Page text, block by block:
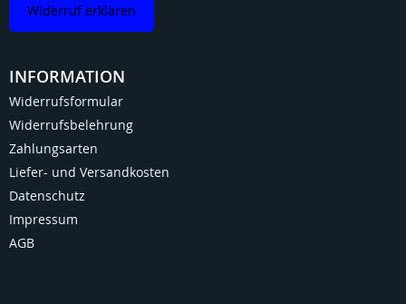
Widerruf erklären
INFORMATION
Widerrufsformular
Widerrufsbelehrung
Zahlungsarten
Liefer- und Versandkosten
Datenschutz
Impressum
AGB